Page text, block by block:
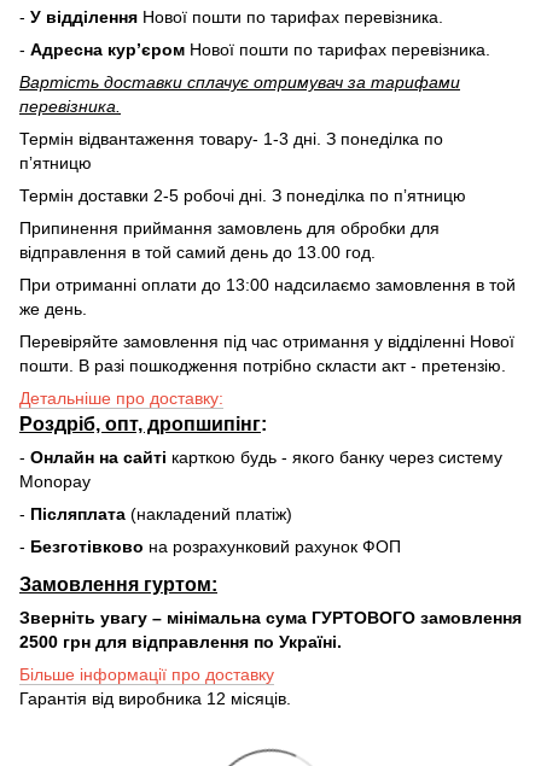
- У відділення Нової пошти по тарифах перевізника.
- Адресна курʼєром Нової пошти по тарифах перевізника.
Вартість доставки cплачує отримувач за тарифами
перевізника.
Термін відвантаження товару- 1-3 дні. З понеділка по
пʼятницю
Термін доставки 2-5 робочі дні. З понеділка по пʼятницю
Припинення приймання замовлень для обробки для
відправлення в той самий день до 13.00 год.
При отриманні оплати до 13:00 надсилаємо замовлення в той
же день.
Перевіряйте замовлення під час отримання у відділенні Нової
пошти. В разі пошкодження потрібно скласти акт - претензію.
Детальніше про доставку:
Роздріб, опт, дропшипінг:
- Онлайн на сайті карткою будь - якого банку через систему
Monopay
- Післяплата (накладений платіж)
- Безготівково на розрахунковий рахунок ФОП
Замовлення гуртом:
Зверніть увагу – мінімальна сума ГУРТОВОГО замовлення
2500 грн для відправлення по Україні.
Більше інформації про доставку
Гарантія від виробника 12 місяців.